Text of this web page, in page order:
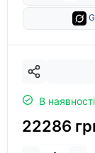
В наявності
22286